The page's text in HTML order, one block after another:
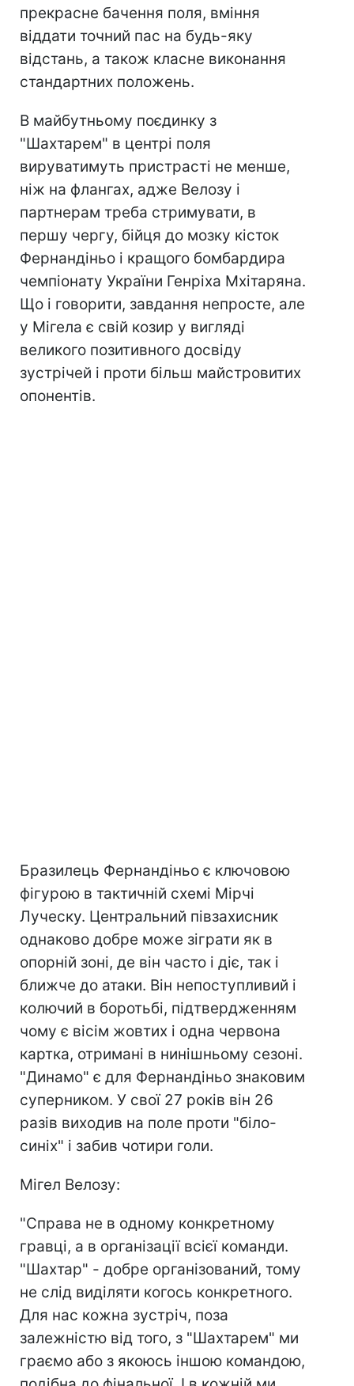
прекрасне бачення поля, вміння
віддати точний пас на будь-яку
відстань, а також класне виконання
стандартних положень.
В майбутньому поєдинку з
"Шахтарем" в центрі поля
вируватимуть пристрасті не менше,
ніж на флангах, адже Велозу і
партнерам треба стримувати, в
першу чергу, бійця до мозку кісток
Фернандіньо і кращого бомбардира
чемпіонату України Генріха Мхітаряна.
Що і говорити, завдання непросте, але
у Мігела є свій козир у вигляді
великого позитивного досвіду
зустрічей і проти більш майстровитих
опонентів.
Бразилець Фернандіньо є ключовою
фігурою в тактичній схемі Мірчі
Луческу. Центральний півзахисник
однаково добре може зіграти як в
опорній зоні, де він часто і діє, так і
ближче до атаки. Він непоступливий і
колючий в боротьбі, підтвердженням
чому є вісім жовтих і одна червона
картка, отримані в нинішньому сезоні.
"Динамо" є для Фернандіньо знаковим
суперником. У свої 27 років він 26
разів виходив на поле проти "біло-
синіх" і забив чотири голи.
Мігел Велозу:
"Справа не в одному конкретному
гравці, а в організації всієї команди.
"Шахтар" - добре організований, тому
не слід виділяти когось конкретного.
Для нас кожна зустріч, поза
залежністю від того, з "Шахтарем" ми
граємо або з якоюсь іншою командою,